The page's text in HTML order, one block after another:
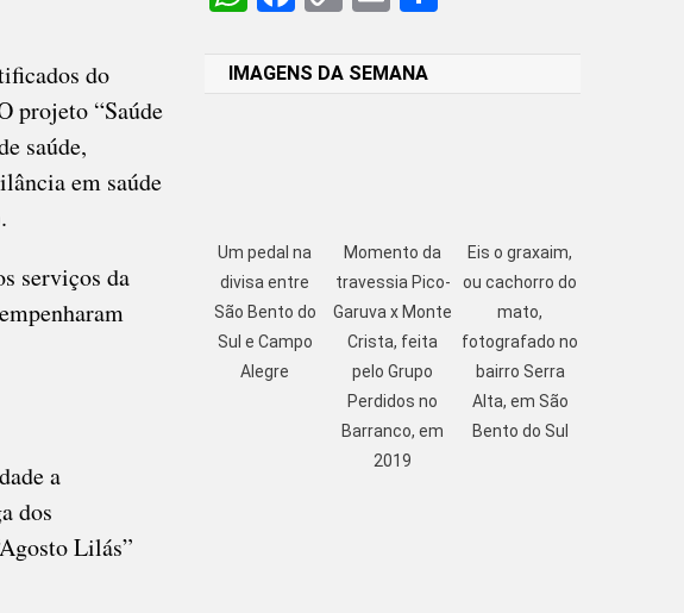
do
projeto “Saúde
saúde,
em saúde
serviços da
a
dos
Lilás”
IMAGENS DA SEMANA
Um pedal na
divisa entre
São Bento do
Sul e Campo
Alegre
Momento da
travessia Pico-
Garuva x Monte
Crista, feita
pelo Grupo
Perdidos no
Barranco, em
2019
Eis o graxaim,
ou cachorro do
mato,
fotografado no
bairro Serra
Alta, em São
Bento do Sul